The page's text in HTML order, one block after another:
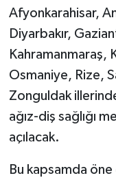
Afyonkarahisar,
Diyarbakır,
Kahramanmaraş,
Osmaniye, Rize,
Zonguldak
ağız-diş sağlığı
açılacak.
Bu kapsamda öne